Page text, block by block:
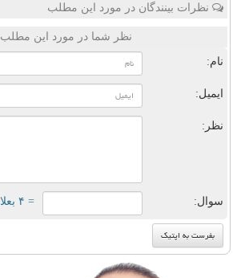
نظرات بینندگان در مورد این مطلب
نظر شما در مورد این مطلب
نام:
ایمیل:
نظر:
سوال: = ۴ بعلاوه ۲